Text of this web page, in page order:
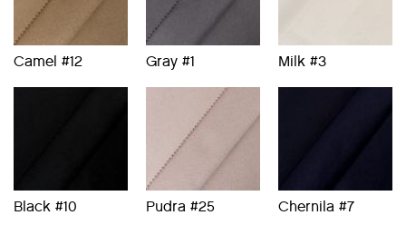
Camel #12 Gray #1 Milk #3
Black #10 Pudra #25 Chernila #7